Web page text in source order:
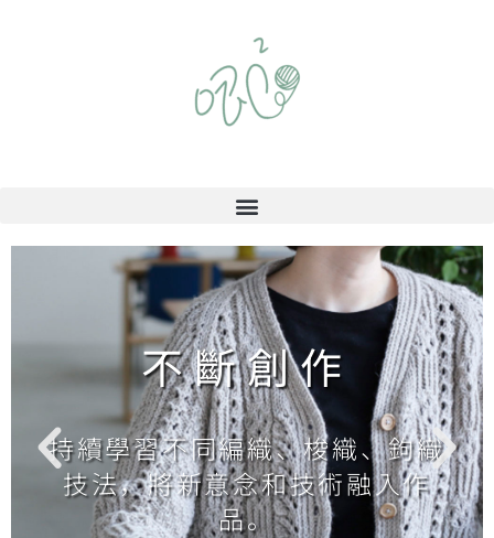
不斷創作
持續學習不同編織、梭織、鉤織
技法，將新意念和技術融入作
品。